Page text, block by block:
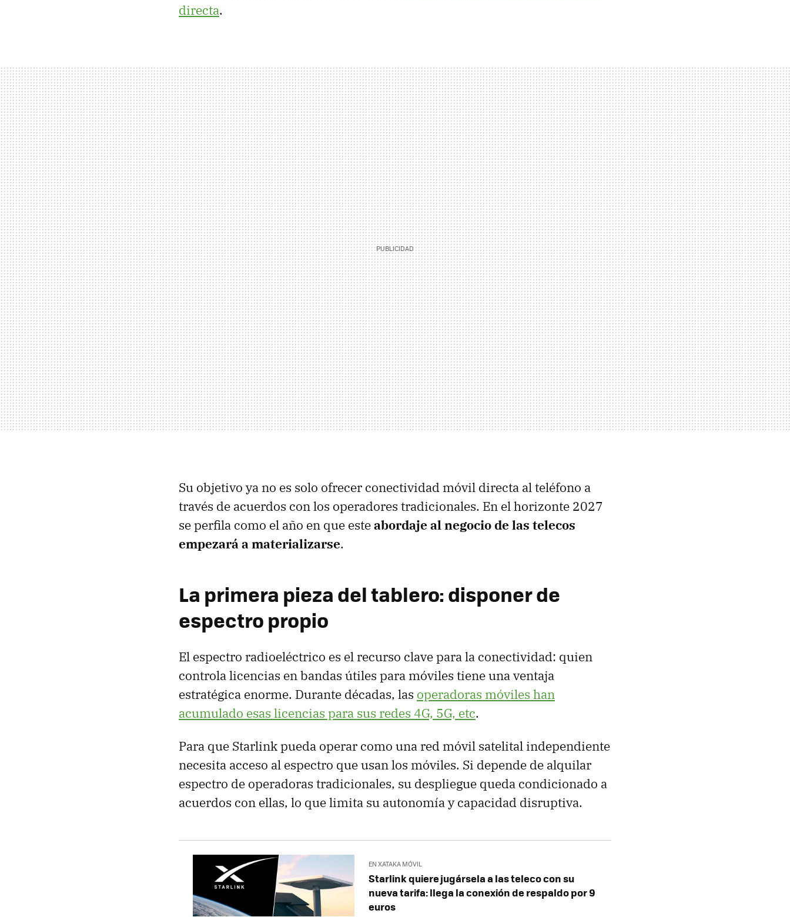
directa.
Su objetivo ya no es solo ofrecer conectividad móvil directa al teléfono a
través de acuerdos con los operadores tradicionales. En el horizonte 2027
se perfila como el año en que esteabordaje al negocio de las telecos
empezará a materializarse.
La primera pieza del tablero: disponer de
espectro propio
El espectro radioeléctrico es el recurso clave para la conectividad: quien
controla licencias en bandas útiles para móviles tiene una ventaja
estratégica enorme. Durante décadas, las operadoras móviles han
acumulado esas licencias para sus redes 4G, 5G, etc.
Para que Starlink pueda operar como una red móvil satelital independiente
necesita acceso al espectro que usan los móviles. Si depende de alquilar
espectro de operadoras tradicionales, su despliegue queda condicionado a
acuerdos con ellas, lo que limita su autonomía y capacidad disruptiva.
EN XATAKA MÓVIL
Starlink quiere jugársela a las teleco con su
nueva tarifa: llega la conexión de respaldo por 9
euros